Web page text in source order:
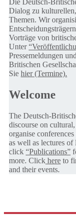
Dialog zu
Themen. Wir
Vorträge von
Unter
Pressemeldungen
Britischen
Sie hier (Termine).
Welcome
The Deutsch-
discourse on
organise
as well as lectures of
click “Publications”
more. Click here to
and their events.